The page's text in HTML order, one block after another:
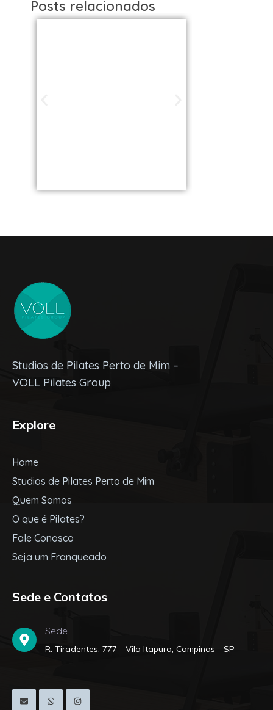
Posts relacionados
Studios de Pilates Perto de Mim –
VOLL Pilates Group
Explore
Home
Studios de Pilates Perto de Mim
Quem Somos
O que é Pilates?
Fale Conosco
Seja um Franqueado
Sede e Contatos
Sede
R. Tiradentes, 777 - Vila Itapura, Campinas - SP